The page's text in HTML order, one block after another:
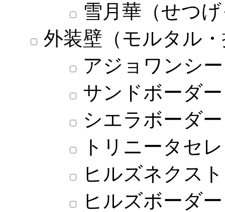
雪月華（せつ
外装壁（モルタル
アジョワンシ
サンドボーダー
シエラボーダー
トリニータセ
ヒルズネクスト
ヒルズボーダー